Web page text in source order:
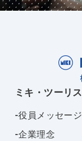
ミキ・ツーリ
役員メッセージ
企業理念